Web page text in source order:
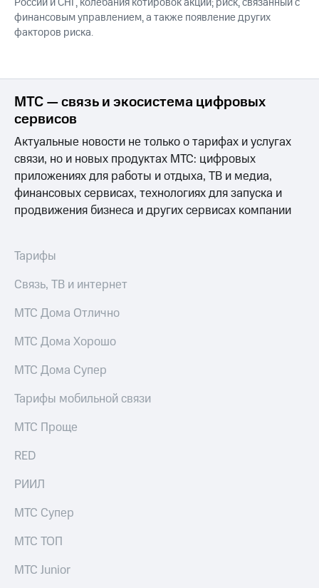
финансовым управлением, а также появление других
факторов риска.
МТС — связь и экосистема цифровых
сервисов
Актуальные новости не только о тарифах и услугах
связи, но и новых продуктах МТС: цифровых
приложениях для работы и отдыха, ТВ и медиа,
финансовых сервисах, технологиях для запуска и
продвижения бизнеса и других сервисах компании
Тарифы
Связь, ТВ и интернет
МТС Дома Отлично
МТС Дома Хорошо
МТС Дома Супер
Тарифы мобильной связи
МТС Проще
RED
РИИЛ
МТС Супер
МТС ТОП
МТС Junior